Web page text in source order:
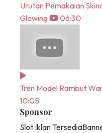
Urutan Pemakaian
Glowing
06:30
Tren Model Rambut
10:05
Sponsor
Slot Iklan Tersedia